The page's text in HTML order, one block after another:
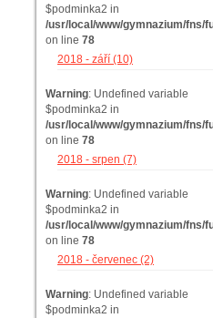
$podminka2 in
/usr/local/www/gymnazium/fns/
on line 78
2018 - září (10)
Warning: Undefined variable
$podminka2 in
/usr/local/www/gymnazium/fns/
on line 78
2018 - srpen (7)
Warning: Undefined variable
$podminka2 in
/usr/local/www/gymnazium/fns/
on line 78
2018 - červenec (2)
Warning: Undefined variable
$podminka2 in